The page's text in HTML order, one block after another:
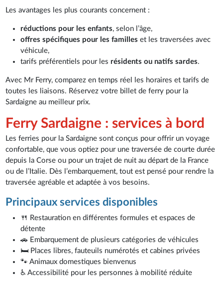
Les avantages les plus courants concernent :
réductions pour les enfants, selon l’âge,
offres spécifiques pour les familleset les traversées avec
véhicule,
tarifs préférentiels pour les résidents ou natifs sardes.
Avec Mr Ferry, comparez en temps réel les horaires et tarifs de
toutes les liaisons. Réservez votre billet de ferry pour la
Sardaigne au meilleur prix.
Ferry Sardaigne : services à bord
Les ferries pour la Sardaigne sont conçus pour offrir un voyage
confortable, que vous optiez pour une traversée de courte durée
depuis la Corse ou pour un trajet de nuit au départ de la France
ou de l’Italie. Dès l’embarquement, tout est pensé pour rendre la
traversée agréable et adaptée à vos besoins.
Principaux services disponibles
🍴 Restauration en différentes formules et espaces de
détente
🚗 Embarquement de plusieurs catégories de véhicules
🛏️ Places libres, fauteuils numérotés et cabines privées
🐾 Animaux domestiques bienvenus
♿ Accessibilité pour les personnes à mobilité réduite